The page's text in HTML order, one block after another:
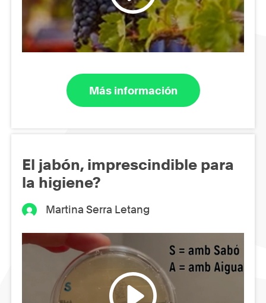
Más información
El jabón, imprescindible para
la higiene?
Martina Serra Letang